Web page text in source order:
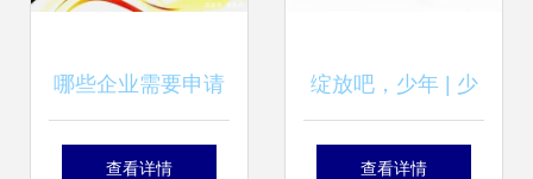
哪些企业需要申请
广播电视节目制作
查看详情
绽放吧，少年 | 少
年底色，由你定义
查看详情